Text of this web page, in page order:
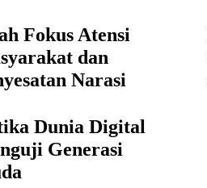
Fokus Atensi
dan
Narasi
Dunia Digital
Generasi